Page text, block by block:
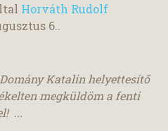
Horváth Rudolf
6..
Katalin helyettesítő
megküldöm a fenti
...